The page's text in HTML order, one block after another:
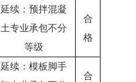
延续：预拌混凝
土专业承包不分
等级
合
格
延续：模板脚手
合